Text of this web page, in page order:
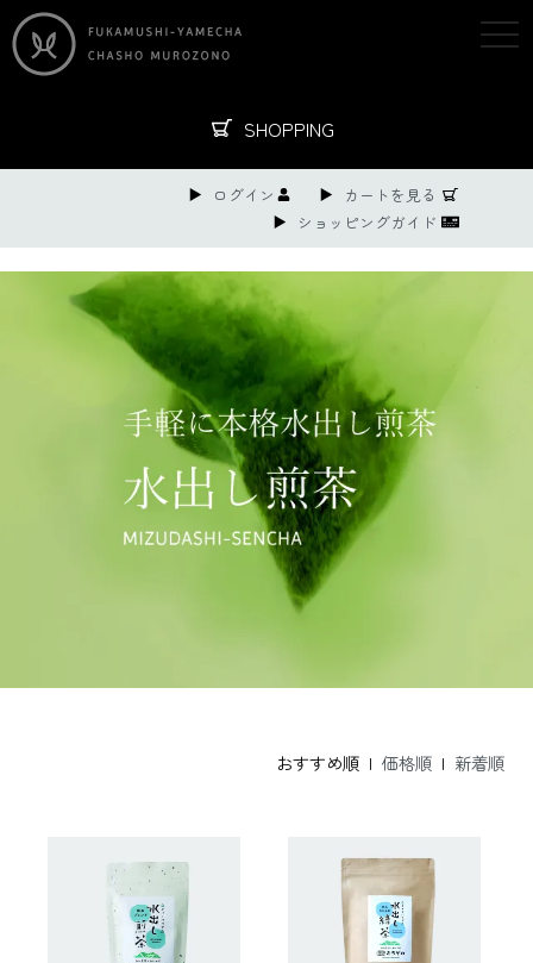
SHOPPING
ログイン
カートを見る
ショッピングガイド
おすすめ順 | 価格順| 新着順